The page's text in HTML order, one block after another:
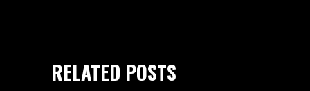
RELATED POSTS